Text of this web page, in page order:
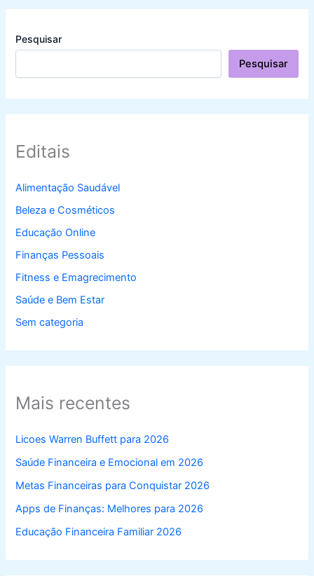
Pesquisar
Pesquisar
Editais
Alimentação Saudável
Beleza e Cosméticos
Educação Online
Finanças Pessoais
Fitness e Emagrecimento
Saúde e Bem Estar
Sem categoria
Mais recentes
Licoes Warren Buffett para 2026
Saúde Financeira e Emocional em 2026
Metas Financeiras para Conquistar 2026
Apps de Finanças: Melhores para 2026
Educação Financeira Familiar 2026